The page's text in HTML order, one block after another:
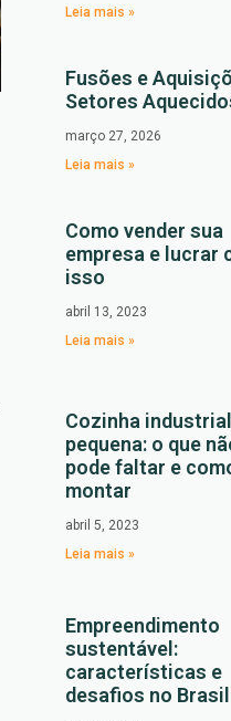
Leia mais »
Fusões e
Setores
março 27, 2026
Leia mais »
Como vender sua
empresa e lucrar
isso
abril 13, 2023
Leia mais »
Cozinha industrial
pequena: o que
pode faltar e
montar
abril 5, 2023
Leia mais »
Empreendimento
sustentável:
características e
desafios no Brasil